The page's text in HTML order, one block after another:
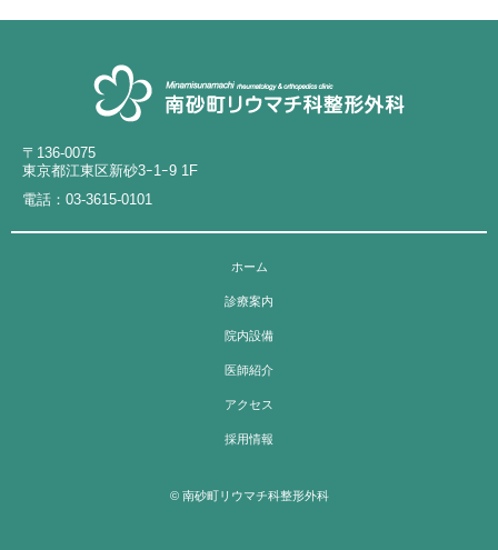
〒136-0075
東京都江東区新砂3ｰ1ｰ9 1F
電話： 03-3615-0101
ホーム
診療案内
院内設備
医師紹介
アクセス
採用情報
© 南砂町リウマチ科整形外科